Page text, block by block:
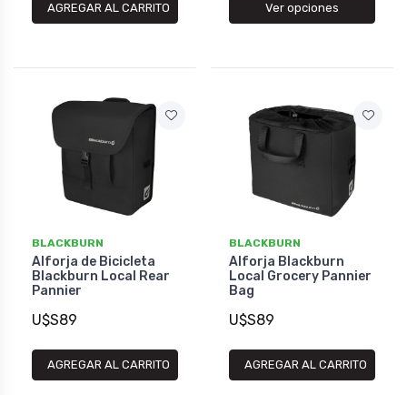
AGREGAR AL CARRITO Ver opciones
BLACKBURN
Alforja de Bicicleta
Blackburn Local Rear
Pannier
U$S89
AGREGAR AL CARRITO
BLACKBURN
Alforja Blackburn
Local Grocery Pannier
Bag
U$S89
AGREGAR AL CARRITO